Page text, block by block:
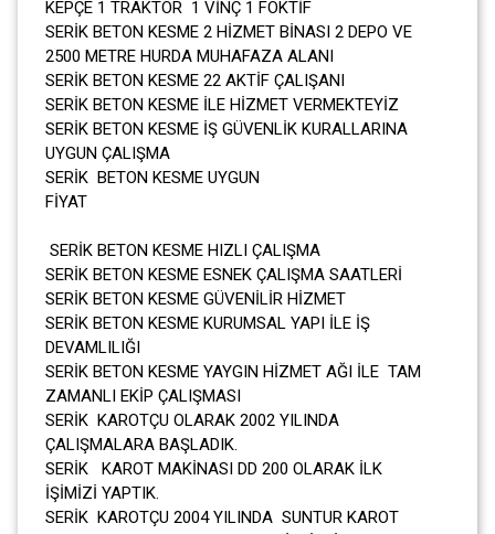
KEPÇE 1 TRAKTÖR 1 VİNÇ 1 FOKTİF
SERİK BETON KESME 2 HİZMET BİNASI 2 DEPO VE
2500 METRE HURDA MUHAFAZA ALANI
SERİK BETON KESME 22 AKTİF ÇALIŞANI
SERİK BETON KESME İLE HİZMET VERMEKTEYİZ
SERİK BETON KESME İŞ GÜVENLİK KURALLARINA
UYGUN ÇALIŞMA
SERİK BETON KESME UYGUN
FİYAT
SERİK BETON KESME HIZLI ÇALIŞMA
SERİK BETON KESME ESNEK ÇALIŞMA SAATLERİ
SERİK BETON KESME GÜVENİLİR HİZMET
SERİK BETON KESME KURUMSAL YAPI İLE İŞ
DEVAMLILIĞI
SERİK BETON KESME YAYGIN HİZMET AĞI İLE TAM
ZAMANLI EKİP ÇALIŞMASI
SERİK KAROTÇU OLARAK 2002 YILINDA
ÇALIŞMALARA BAŞLADIK.
SERİK KAROT MAKİNASI DD 200 OLARAK İLK
İŞİMİZİ YAPTIK.
SERİK KAROTÇU 2004 YILINDA SUNTUR KAROT